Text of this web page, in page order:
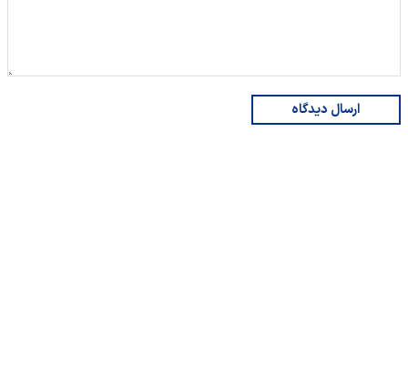
ارسال دیدگاه